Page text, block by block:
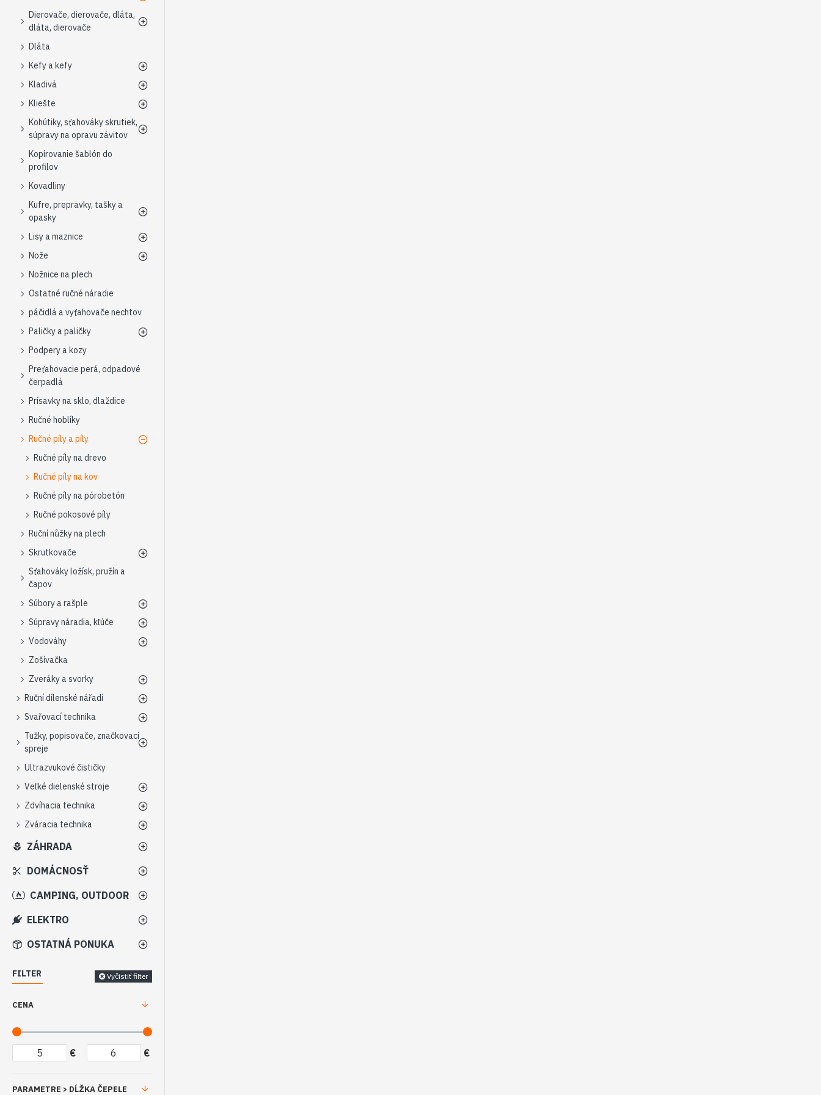
Dierovače, dierovače, dláta,
dláta, dierovače
Dláta
Kefy a kefy
Kladivá
Kliešte
Kohútiky, sťahováky skrutiek,
súpravy na opravu závitov
Kopírovanie šablón do
profilov
Kovadliny
Kufre, prepravky, tašky a
opasky
Lisy a maznice
Nože
Nožnice na plech
Ostatné ručné náradie
páčidlá a vyťahovače nechtov
Paličky a paličky
Podpery a kozy
Preťahovacie perá, odpadové
čerpadlá
Prísavky na sklo, dlaždice
Ručné hoblíky
Ručné píly a píly
Ručné píly na drevo
Ručné píly na kov
Ručné píly na pórobetón
Ručné pokosové píly
Ruční nůžky na plech
Skrutkovače
Sťahováky ložísk, pružín a
čapov
Súbory a rašple
Súpravy náradia, kľúče
Vodováhy
Zošívačka
Zveráky a svorky
Ruční dílenské nářadí
Svařovací technika
Tužky, popisovače, značkovací
spreje
Ultrazvukové čističky
Veľké dielenské stroje
Zdvíhacia technika
Zváracia technika
ZÁHRADA
DOMÁCNOSŤ
CAMPING, OUTDOOR
ELEKTRO
OSTATNÁ PONUKA
FILTER Vyčistiť filter
CENA
€ €
PARAMETRE > DĹŽKA ČEPELE